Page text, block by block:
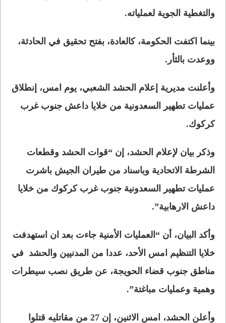
والتغطية الجوية لعملياته.
بينما اكتفت الحكومة، كالعادة، بفتح تحقيق في الحادثة،
ووعدت بالثأر.
وأعلنت مديرية إعلام الحشد الشعبي، يوم امس، إنطلاق
عمليات تطهير السعدونية من خلايا داعش جنوب غرب
كركوك.
وذكر بيان لإعلام الحشد، إن “قوات الحشد وقطعات
الشرطة الاتحادية وباسناد من طيران الجيش باشرت
عمليات تطهير السعدونية جنوب غرب كركوك من خلايا
داعش الارهابية”.
وأكد البيان، أن “العمليات الأمنية جاءت بعد ان استهدفت
خلايا التنظيم امس الأحد، عددا من المدنيين والحشد في
مناطق جنوب قضاء الحويجة، عن طريق نصب سيطرات
وهمية وعمليات مباغتة”.
وأعلن الحشد، امس الاثنين، إن 27 من مقاتليه قتلوا